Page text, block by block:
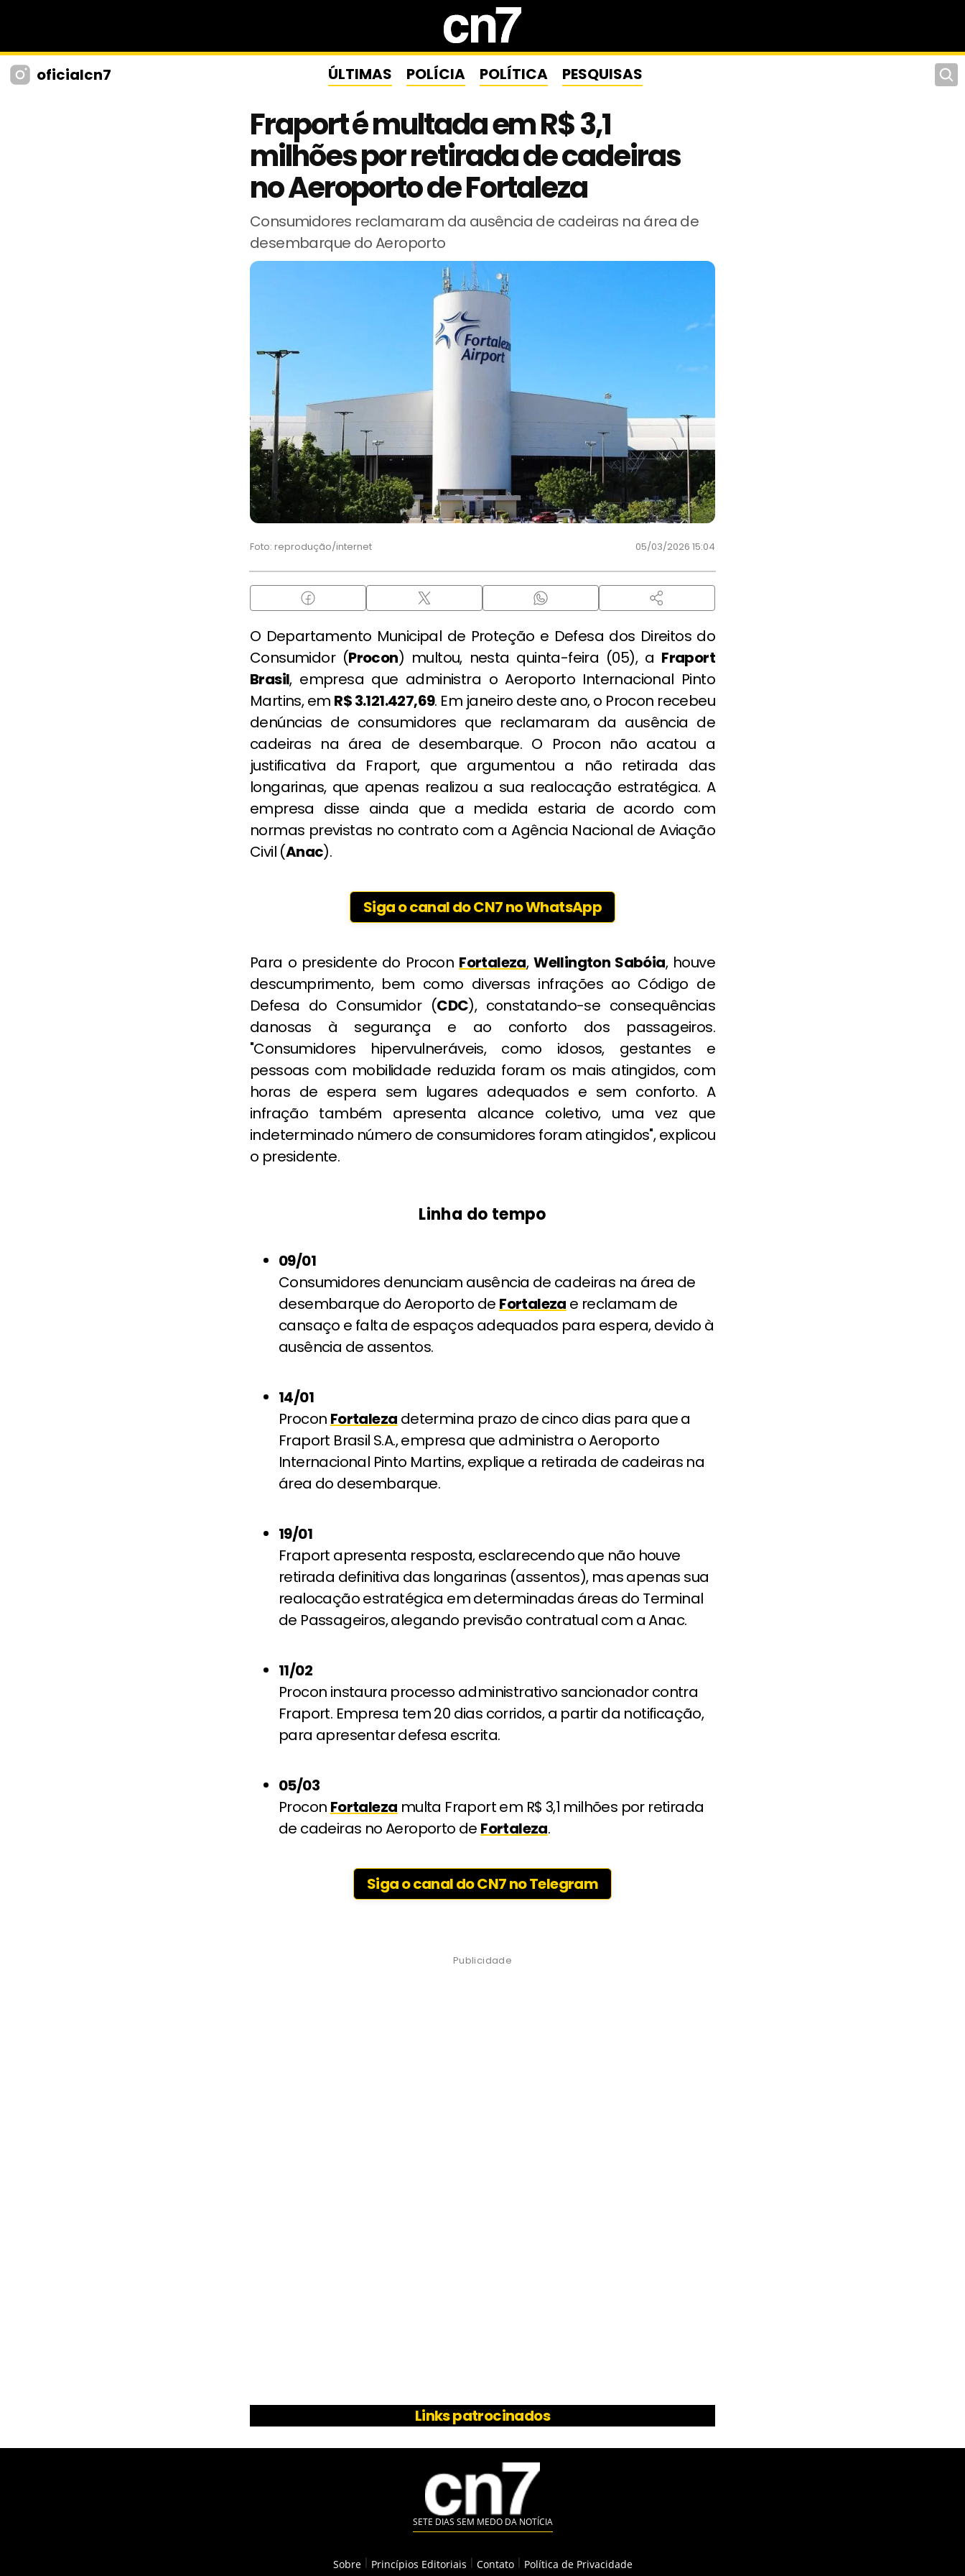
oficialcn7 ÚLTIMAS POLÍCIA POLÍTICA PESQUISAS
Fraport é multada em R$ 3,1
milhões por retirada de cadeiras
no Aeroporto de Fortaleza
Consumidores reclamaram da ausência de cadeiras na área de
desembarque do Aeroporto
Foto: reprodução/internet 05/03/2026 15:04
O Departamento Municipal de Proteção e Defesa dos Direitos do
Consumidor (Procon) multou, nesta quinta-feira (05), a Fraport
Brasil, empresa que administra o Aeroporto Internacional Pinto
Martins, em R$ 3.121.427,69. Em janeiro deste ano, o Procon recebeu
denúncias de consumidores que reclamaram da ausência de
cadeiras na área de desembarque. O Procon não acatou a
justificativa da Fraport, que argumentou a não retirada das
longarinas, que apenas realizou a sua realocação estratégica. A
empresa disse ainda que a medida estaria de acordo com
normas previstas no contrato com a Agência Nacional de Aviação
Civil (Anac).
Siga o canal do CN7 no WhatsApp
Para o presidente do Procon Fortaleza,Wellington Sabóia, houve
descumprimento, bem como diversas infrações ao Código de
Defesa do Consumidor (CDC), constatando-se consequências
danosas à segurança e ao conforto dos passageiros.
"Consumidores hipervulneráveis, como idosos, gestantes e
pessoas com mobilidade reduzida foram os mais atingidos, com
horas de espera sem lugares adequados e sem conforto. A
infração também apresenta alcance coletivo, uma vez que
indeterminado número de consumidores foram atingidos", explicou
o presidente.
Linha do tempo
09/01
Consumidores denunciam ausência de cadeiras na área de
desembarque do Aeroporto de Fortaleza e reclamam de
cansaço e falta de espaços adequados para espera, devido à
ausência de assentos.
14/01
Procon Fortaleza determina prazo de cinco dias para que a
Fraport Brasil S.A., empresa que administra o Aeroporto
Internacional Pinto Martins, explique a retirada de cadeiras na
área do desembarque.
19/01
Fraport apresenta resposta, esclarecendo que não houve
retirada definitiva das longarinas (assentos), mas apenas sua
realocação estratégica em determinadas áreas do Terminal
de Passageiros, alegando previsão contratual com a Anac.
11/02
Procon instaura processo administrativo sancionador contra
Fraport. Empresa tem 20 dias corridos, a partir da notificação,
para apresentar defesa escrita.
05/03
Procon Fortaleza multa Fraport em R$ 3,1 milhões por retirada
de cadeiras no Aeroporto de Fortaleza.
Siga o canal do CN7 no Telegram
Publicidade
Links patrocinados
SETE DIAS SEM MEDO DA NOTÍCIA
Sobre Princípios Editoriais Contato Política de Privacidade